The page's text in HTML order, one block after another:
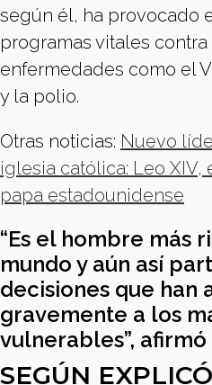
según él, ha provocado
programas vitales contra
enfermedades como el
y la polio.
Otras noticias: Nuevo
iglesia católica: Leo XIV,
papa estadounidense
“Es el hombre más
mundo y aún así
decisiones que han
gravemente a los
vulnerables”, afirmó
SEGÚN